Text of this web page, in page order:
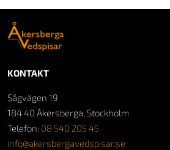
KONTAKT
Sågvägen 19
184 40 Åkersberga, Stockholm
Telefon: 08 540 205 45
info@akersbergavedspisar.se